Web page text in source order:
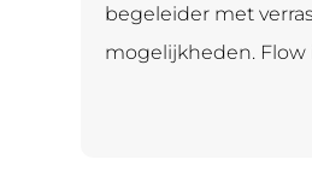
begeleider met
mogelijkheden. Flow